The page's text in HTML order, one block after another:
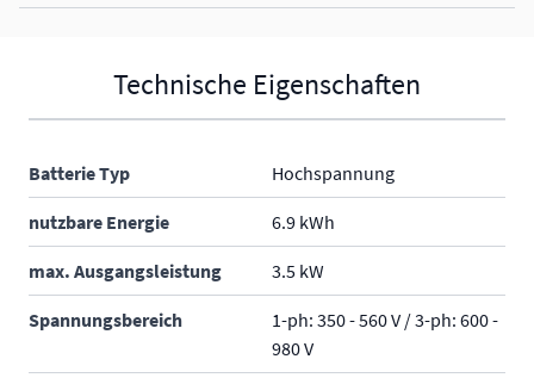
Kompatibel mit allen Speicher-Wechselrichtern von Huawei
Technische Eigenschaften
Batterie Typ Hochspannung
nutzbare Energie 6.9 kWh
max. Ausgangsleistung 3.5 kW
Spannungsbereich
1-ph: 350 - 560 V / 3-ph: 600 -
980 V